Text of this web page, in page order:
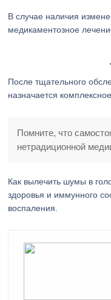
В случае наличия
медикаментозное
После тщательного
назначается
Помните, что
нетрадиционной
Как вылечить шумы в
здоровья и иммунного
воспаления.